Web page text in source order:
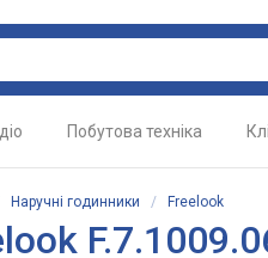
Побутова техніка
Наручні годинники / Freelook